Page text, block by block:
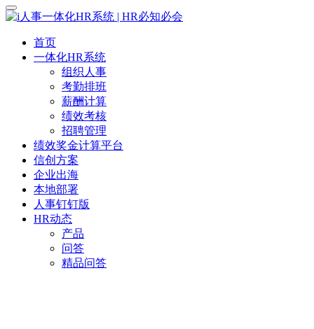
首页
一体化HR系统
组织人事
考勤排班
薪酬计算
绩效考核
招聘管理
绩效奖金计算平台
信创方案
企业出海
本地部署
人事钉钉版
HR动态
产品
问答
精品问答